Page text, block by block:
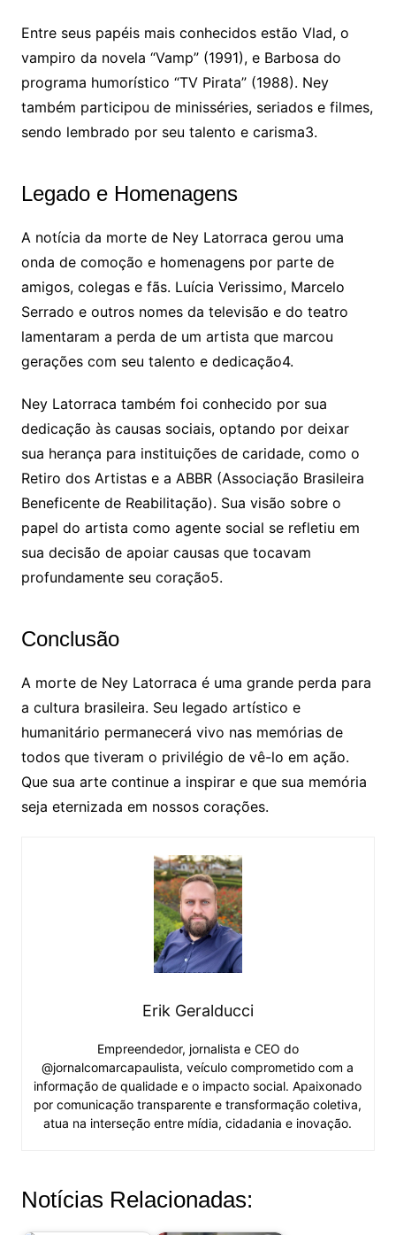
Entre seus papéis mais conhecidos estão Vlad, o
vampiro da novela “Vamp” (1991), e Barbosa do
programa humorístico “TV Pirata” (1988). Ney
também participou de minisséries, seriados e filmes,
sendo lembrado por seu talento e carisma3.
Legado e Homenagens
A notícia da morte de Ney Latorraca gerou uma
onda de comoção e homenagens por parte de
amigos, colegas e fãs. Luícia Verissimo, Marcelo
Serrado e outros nomes da televisão e do teatro
lamentaram a perda de um artista que marcou
gerações com seu talento e dedicação4.
Ney Latorraca também foi conhecido por sua
dedicação às causas sociais, optando por deixar
sua herança para instituições de caridade, como o
Retiro dos Artistas e a ABBR (Associação Brasileira
Beneficente de Reabilitação). Sua visão sobre o
papel do artista como agente social se refletiu em
sua decisão de apoiar causas que tocavam
profundamente seu coração5.
Conclusão
A morte de Ney Latorraca é uma grande perda para
a cultura brasileira. Seu legado artístico e
humanitário permanecerá vivo nas memórias de
todos que tiveram o privilégio de vê-lo em ação.
Que sua arte continue a inspirar e que sua memória
seja eternizada em nossos corações.
Erik Geralducci
Empreendedor, jornalista e CEO do
@jornalcomarcapaulista, veículo comprometido com a
informação de qualidade e o impacto social. Apaixonado
por comunicação transparente e transformação coletiva,
atua na interseção entre mídia, cidadania e inovação.
Notícias Relacionadas: